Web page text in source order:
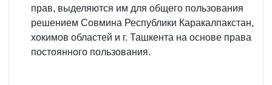
прав, выделяются им для общего пользования
решением Совмина Республики Каракалпакстан,
хокимов областей и г. Ташкента на основе права
постоянного пользования.